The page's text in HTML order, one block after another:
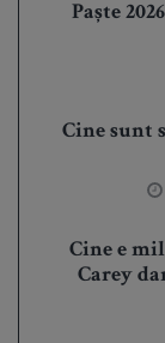
Paște
Cine sunt
Cine e
Carey